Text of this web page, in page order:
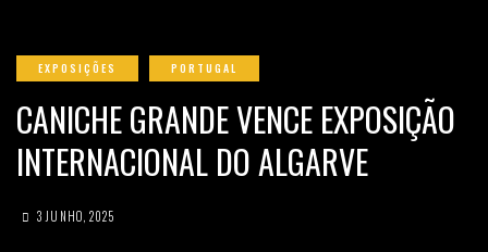
EXPOSIÇÕES PORTUGAL
CANICHE GRANDE VENCE EXPOSIÇÃO
INTERNACIONAL DO ALGARVE
3 JUNHO, 2025